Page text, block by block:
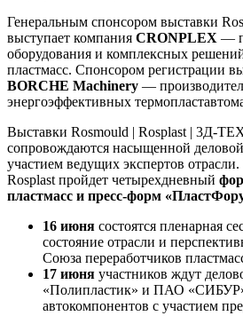
Генеральным спонсором выставки
выступает компания CRONPLEX —
оборудования и комплексных
пластмасс. Спонсором регистрации
BORCHE Machinery —
энергоэффективных
Выставки Rosmould | Rosplast | 3Д-
сопровождаются насыщенной
участием ведущих экспертов
Rosplast пройдет четырехдневный
пластмасс и пресс-форм
16 июня состоятся пленарная
состояние отрасли и
Союза переработчиков
17 июня участников ждут
«Полипластик» и ПАО
автокомпонентов с участием